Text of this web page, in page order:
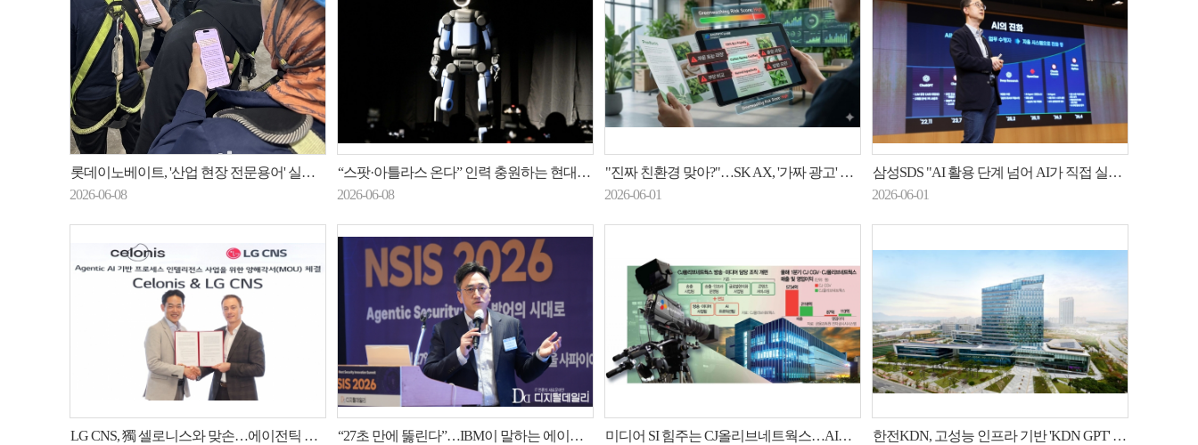
롯데이노베이트, '산업 현장 전문용어' 실시간 번역 AI 에이전트 제공
2026-06-08
“스팟·아틀라스 온다” 인력 충원하는 현대오토에버
2026-06-08
"진짜 친환경 맞아?"…SK AX, '가짜 광고' 잡는 AI 내놨다
2026-06-01
삼성SDS "AI 활용 단계 넘어 AI가 직접 실행하는 시대"
2026-06-01
LG CNS, 獨 셀로니스와 맞손…에이전틱 AI 기반 프로세스 혁신
“27초 만에 뚫린다”…IBM이 말하는 에이전틱 AI 시대 ‘자율 보안’
미디어 SI 힘주는 CJ올리브네트웍스…AI조직 결집
한전KDN, 고성능 인프라 기반 'KDN GPT' 서비스 본격화